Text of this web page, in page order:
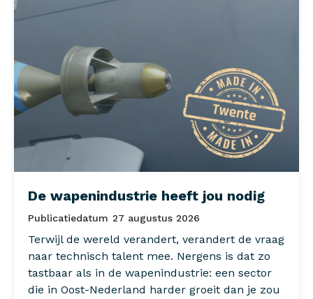
De wapenindustrie heeft jou nodig
Publicatiedatum 27 augustus 2026
Terwijl de wereld verandert, verandert de vraag
naar technisch talent mee. Nergens is dat zo
tastbaar als in de wapenindustrie: een sector
die in Oost-Nederland harder groeit dan je zou